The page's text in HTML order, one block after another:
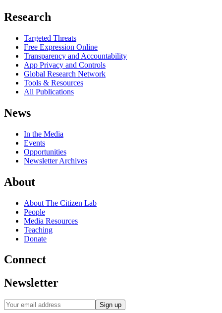
Research
Targeted Threats
Free Expression Online
Transparency and Accountability
App Privacy and Controls
Global Research Network
Tools & Resources
All Publications
News
In the Media
Events
Opportunities
Newsletter Archives
About
About The Citizen Lab
People
Media Resources
Teaching
Donate
Connect
Newsletter